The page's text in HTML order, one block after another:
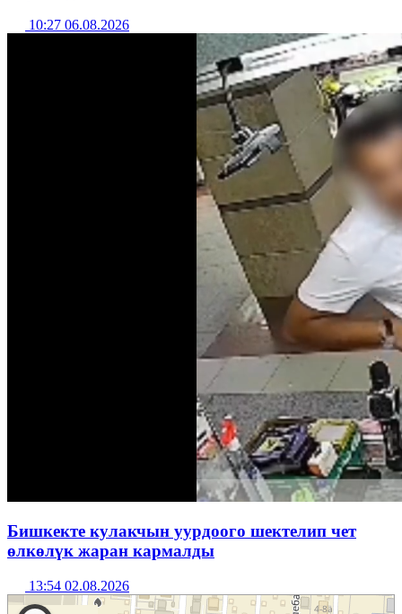
10:27 06.08.2026
Бишкекте кулакчын уурдоого шектелип чет
өлкөлүк жаран кармалды
13:54 02.08.2026